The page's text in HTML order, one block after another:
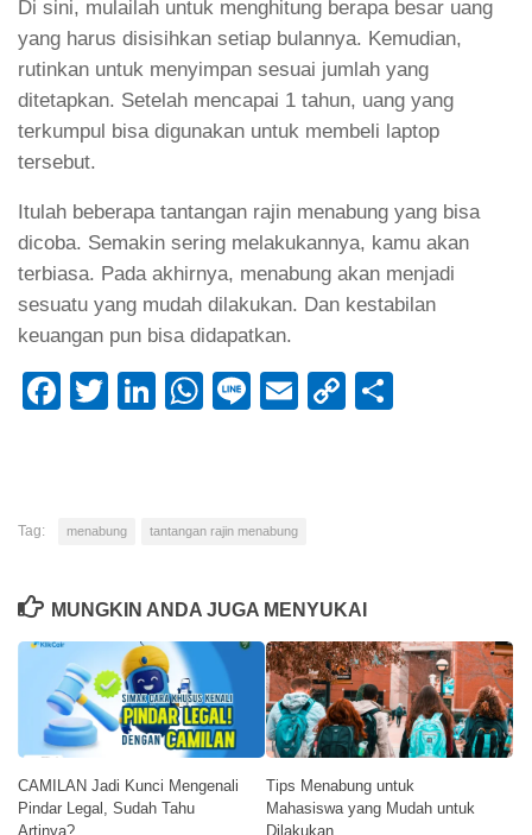
Di sini, mulailah untuk menghitung berapa besar uang
yang harus disisihkan setiap bulannya. Kemudian,
rutinkan untuk menyimpan sesuai jumlah yang
ditetapkan. Setelah mencapai 1 tahun, uang yang
terkumpul bisa digunakan untuk membeli laptop
tersebut.
Itulah beberapa tantangan rajin menabung yang bisa
dicoba. Semakin sering melakukannya, kamu akan
terbiasa. Pada akhirnya, menabung akan menjadi
sesuatu yang mudah dilakukan. Dan kestabilan
keuangan pun bisa didapatkan.
Facebook
TwitterLinkedIn
WhatsApp
LineEmailCopy
Tag: menabung tantangan rajin menabung
MUNGKIN ANDA JUGA MENYUKAI
CAMILAN Jadi Kunci Mengenali
Pindar Legal, Sudah Tahu
Artinya?
Tips Menabung untuk
Mahasiswa yang Mudah untuk
Dilakukan